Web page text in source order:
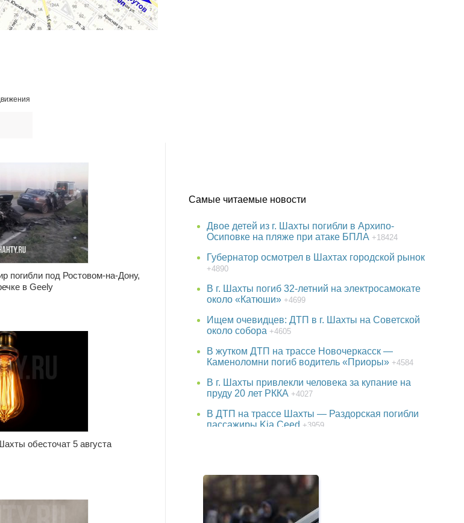
погибли под Ростовом-на-Дону,
в Geely
обесточат 5 августа
Самые читаемые новости
Двое детей из г. Шахты погибли в Архипо-
Осиповке на пляже при атаке БПЛА +18424
Губернатор осмотрел в Шахтах городской рынок
+4890
В г. Шахты погиб 32-летний на электросамокате
около «Катюши» +4699
Ищем очевидцев: ДТП в г. Шахты на Советской
около собора +4605
В жутком ДТП на трассе Новочеркасск —
Каменоломни погиб водитель «Приоры» +4584
В г. Шахты привлекли человека за купание на
пруду 20 лет РККА +4027
В ДТП на трассе Шахты — Раздорская погибли
пассажиры Kia Ceed +3959
В парке г. Шахты появится огромный фонтан
+3785
Детская шалость обернулась гибелью школьника
в Ростовской области +3553